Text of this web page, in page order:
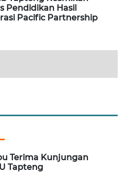
Pendidikan Hasil
Pacific Partnership
Terima Kunjungan
Tapteng